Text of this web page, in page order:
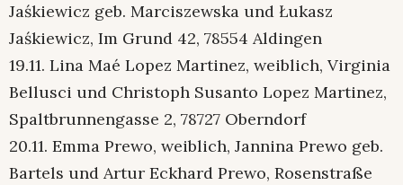
Jaśkiewicz geb. Marciszewska und Łukasz
Jaśkiewicz, Im Grund 42, 78554 Aldingen
19.11. Lina Maé Lopez Martinez, weiblich, Virginia
Bellusci und Christoph Susanto Lopez Martinez,
Spaltbrunnengasse 2, 78727 Oberndorf
20.11. Emma Prewo, weiblich, Jannina Prewo geb.
Bartels und Artur Eckhard Prewo, Rosenstraße